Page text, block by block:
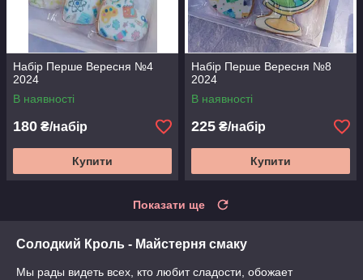
Набір Перше Вересня №4
2024
В наявності
180 ₴/набір
Купити
Набір Перше Вересня №8
2024
В наявності
225 ₴/набір
Купити
Показати ще
Солодкий Кроль - Майстерня смаку
Мы рады видеть всех, кто любит сладости, обожает